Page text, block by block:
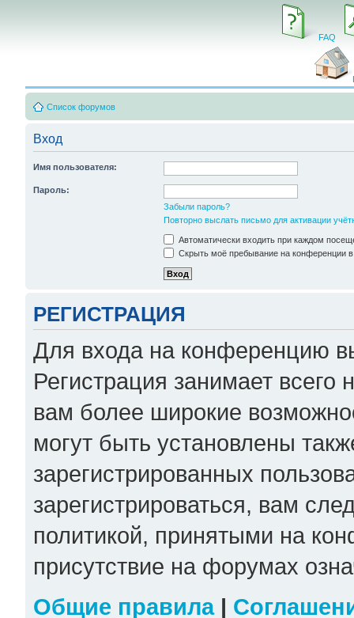
FAQ
Список форумов
Вход
Имя пользователя:
Пароль:
Забыли пароль?
Повторно выслать письмо для активации
Автоматически входить при каждом
Скрыть моё пребывание на конференции в
РЕГИСТРАЦИЯ
Для входа на конференцию
Регистрация занимает всего
вам более широкие
могут быть установлены
зарегистрированных
зарегистрироваться, вам
политикой, принятыми на
присутствие на форумах
Общие правила|